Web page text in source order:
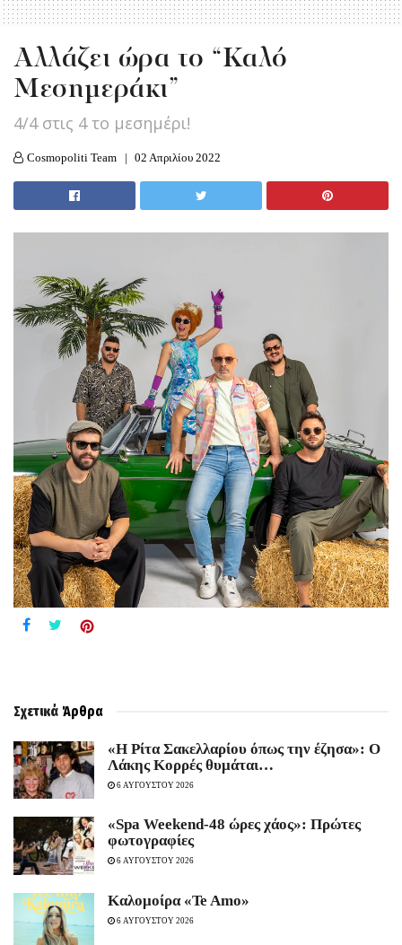
Aλλάζει ώρα το “Καλό
Μεσημεράκι”
4/4 στις 4 το μεσημέρι!
Cosmopoliti Team 02 Απριλίου 2022
Σχετικά Άρθρα
«Η Ρίτα Σακελλαρίου όπως την έζησα»: Ο
Λάκης Κορρές θυμάται…
6 ΑΥΓΟΥΣΤΟΥ 2026
«Spa Weekend-48 ώρες χάος»: Πρώτες
φωτογραφίες
6 ΑΥΓΟΥΣΤΟΥ 2026
Καλομοίρα «Te Amo»
6 ΑΥΓΟΥΣΤΟΥ 2026